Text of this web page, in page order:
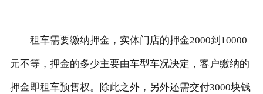
租车需要缴纳押金，实体门店的押金2000到10000
元不等，押金的多少主要由车型车况决定，客户缴纳的
押金即租车预售权。除此之外，另外还需交付3000块钱